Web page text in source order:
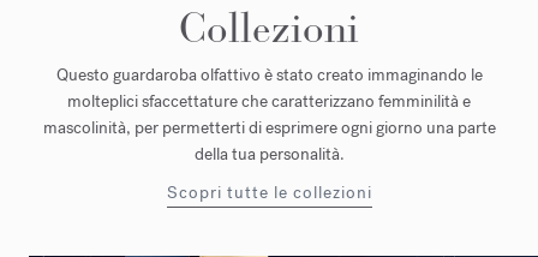
Collezioni
Questo guardaroba olfattivo è stato creato immaginando le
molteplici sfaccettature che caratterizzano femminilità e
mascolinità, per permetterti di esprimere ogni giorno una parte
della tua personalità.
Scopri tutte le collezioni